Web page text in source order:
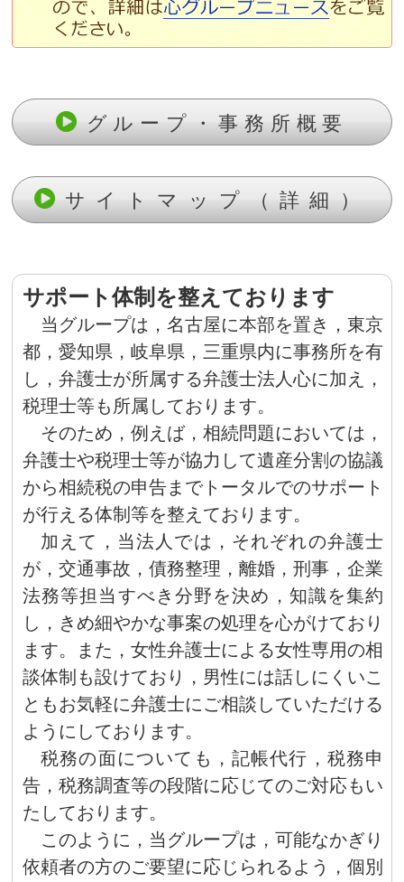
グループ・事務所概要
サイトマップ（詳細）
サポート体制を整えております
当グループは，名古屋に本部を置き，東京
都，愛知県，岐阜県，三重県内に事務所を有
し，弁護士が所属する弁護士法人心に加え，
税理士等も所属しております。
そのため，例えば，相続問題においては，
弁護士や税理士等が協力して遺産分割の協議
から相続税の申告までトータルでのサポート
が行える体制等を整えております。
加えて，当法人では，それぞれの弁護士
が，交通事故，債務整理，離婚，刑事，企業
法務等担当すべき分野を決め，知識を集約
し，きめ細やかな事案の処理を心がけており
ます。また，女性弁護士による女性専用の相
談体制も設けており，男性には話しにくいこ
ともお気軽に弁護士にご相談していただける
ようにしております。
税務の面についても，記帳代行，税務申
告，税務調査等の段階に応じてのご対応もい
たしております。
このように，当グループは，可能なかぎり
依頼者の方のご要望に応じられるよう，個別